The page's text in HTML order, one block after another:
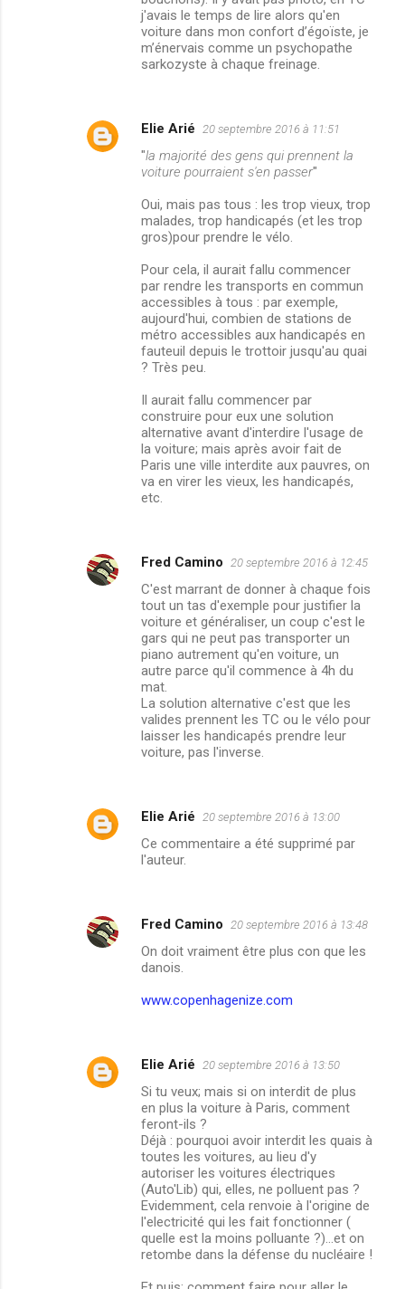
j'avais le temps de lire alors qu'en
voiture dans mon confort d’égoïste, je
m’énervais comme un psychopathe
sarkozyste à chaque freinage.
Elie Arié 20 septembre 2016 à 11:51
"la majorité des gens qui prennent la
voiture pourraient s'en passer"
Oui, mais pas tous : les trop vieux, trop
malades, trop handicapés (et les trop
gros)pour prendre le vélo.
Pour cela, il aurait fallu commencer
par rendre les transports en commun
accessibles à tous : par exemple,
aujourd'hui, combien de stations de
métro accessibles aux handicapés en
fauteuil depuis le trottoir jusqu'au quai
? Très peu.
Il aurait fallu commencer par
construire pour eux une solution
alternative avant d'interdire l'usage de
la voiture; mais après avoir fait de
Paris une ville interdite aux pauvres, on
va en virer les vieux, les handicapés,
etc.
Fred Camino 20 septembre 2016 à 12:45
C'est marrant de donner à chaque fois
tout un tas d'exemple pour justifier la
voiture et généraliser, un coup c'est le
gars qui ne peut pas transporter un
piano autrement qu'en voiture, un
autre parce qu'il commence à 4h du
mat.
La solution alternative c'est que les
valides prennent les TC ou le vélo pour
laisser les handicapés prendre leur
voiture, pas l'inverse.
Elie Arié 20 septembre 2016 à 13:00
Ce commentaire a été supprimé par
l'auteur.
Fred Camino 20 septembre 2016 à 13:48
On doit vraiment être plus con que les
danois.
www.copenhagenize.com
Elie Arié 20 septembre 2016 à 13:50
Si tu veux; mais si on interdit de plus
en plus la voiture à Paris, comment
feront-ils ?
Déjà : pourquoi avoir interdit les quais à
toutes les voitures, au lieu d'y
autoriser les voitures électriques
(Auto'Lib) qui, elles, ne polluent pas ?
Evidemment, cela renvoie à l'origine de
l'electricité qui les fait fonctionner (
quelle est la moins polluante ?)...et on
retombe dans la défense du nucléaire !